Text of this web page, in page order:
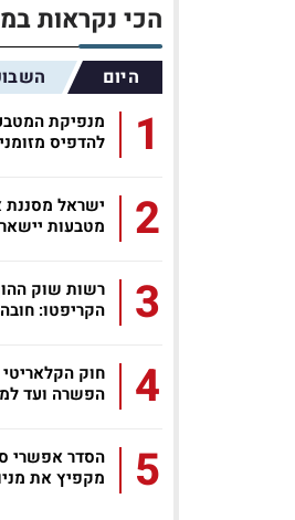
הכי נקראות
היום
1
מנפיקת
להדפיס
2
ישראל מסננת
מטבעות
3
רשות שוק
הקריפטו:
4
חוק
הפשרה ועד
5
הסדר אפשרי
מקפיץ את